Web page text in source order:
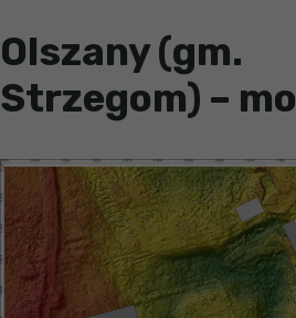
Olszany (gm.
Strzegom) –